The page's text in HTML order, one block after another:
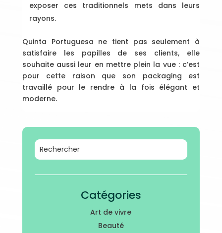
exposer ces traditionnels mets dans leurs
rayons.
Quinta Portuguesa ne tient pas seulement à
satisfaire les papilles de ses clients, elle
souhaite aussi leur en mettre plein la vue : c’est
pour cette raison que son packaging est
travaillé pour le rendre à la fois élégant et
moderne.
Catégories
Art de vivre
Beauté